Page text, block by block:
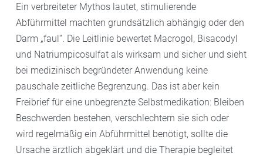
Ein verbreiteter Mythos lautet, stimulierende
Abführmittel machten grundsätzlich abhängig oder den
Darm „faul“. Die Leitlinie bewertet Macrogol, Bisacodyl
und Natriumpicosulfat als wirksam und sicher und sieht
bei medizinisch begründeter Anwendung keine
pauschale zeitliche Begrenzung. Das ist aber kein
Freibrief für eine unbegrenzte Selbstmedikation: Bleiben
Beschwerden bestehen, verschlechtern sie sich oder
wird regelmäßig ein Abführmittel benötigt, sollte die
Ursache ärztlich abgeklärt und die Therapie begleitet